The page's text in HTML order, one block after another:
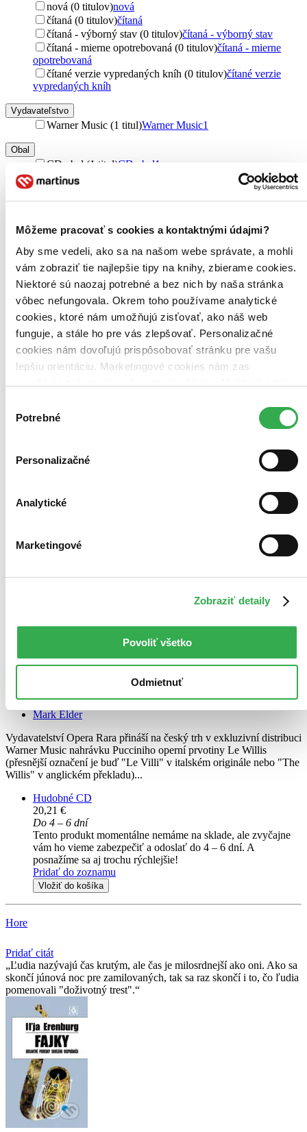
Môžeme pracovať s cookies a kontaktnými údajmi?
Aby sme vedeli, ako sa na našom webe správate, a mohli
vám zobraziť tie najlepšie tipy na knihy, zbierame cookies.
Niektoré sú naozaj potrebné a bez nich by naša stránka
vôbec nefungovala. Okrem toho používame analytické
cookies, ktoré nám umožňujú zisťovať, ako náš web
funguje, a stále ho pre vás zlepšovať. Personalizačné
cookies nám dovoľujú prispôsobovať stránku pre vašu
lepšiu orientáciu. Marketingové cookies nám zas
keby sme mohli používať všetky tieto cookies. Ďakujeme!
súhlasu
Potrebné
Personalizačné
Analytické
Marketingové
Zobraziť detaily
Povoliť všetko
Odmietnuť
nová (0 titulov)nová
čítaná (0 titulov)čítaná
čítaná - výborný stav (0 titulov)čítaná - výborný stav
čítaná - mierne opotrebovaná (0 titulov)čítaná - mierne
opotrebovaná
čítané verzie vypredaných kníh (0 titulov)čítané verzie
vypredaných kníh
Vydavateľstvo
Warner Music (1 titul)Warner Music1
Obal
CD obal (1 titul)CD obal1
Zúžiť výber
Bestsellery
Top hodnotené
Novinky
Najdrahšie
Najlacnejšie
Najvyššia zľava
Mark Elder
Vydavatelství Opera Rara přináší na český trh v exkluzivní distribuci
Warner Music nahrávku Pucciniho operní prvotiny Le Willis
(přesnější označení je buď "Le Villi" v italském originále nebo "The
Willis" v anglickém překladu)...
Hudobné CD
20,21 €
Do 4 – 6 dní
Tento produkt momentálne nemáme na sklade, ale zvyčajne
vám ho vieme zabezpečiť a odoslať do 4 – 6 dní. A
posnažíme sa aj trochu rýchlejšie!
Pridať do zoznamu
Vložiť do košíka
Hore
Pridať citát
Ľudia nazývajú čas krutým, ale čas je milosrdnejší ako oni. Ako sa
skončí júnová noc pre zamilovaných, tak sa raz skončí i to, čo ľudia
pomenovali "doživotný trest".